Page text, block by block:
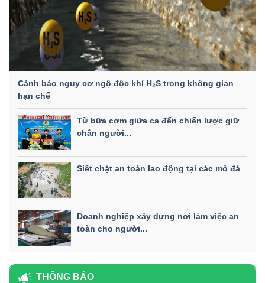
Cảnh báo nguy cơ ngộ độc khí H₂S trong không gian
hạn chế
Từ bữa cơm giữa ca đến chiến lược giữ
chân người...
Siết chặt an toàn lao động tại các mỏ đá
Doanh nghiệp xây dựng nơi làm việc an
toàn cho người...
THÔNG BÁO